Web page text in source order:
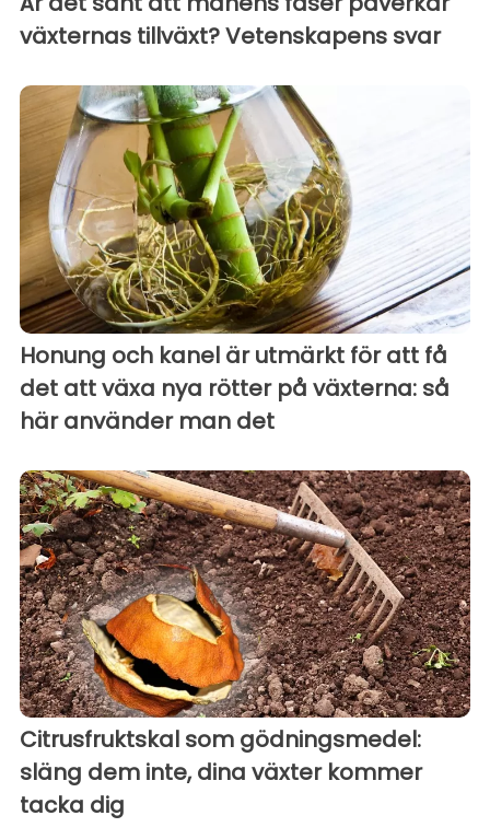
växternas tillväxt? Vetenskapens svar
Honung och kanel är utmärkt för att få
det att växa nya rötter på växterna: så
här använder man det
Citrusfruktskal som gödningsmedel:
släng dem inte, dina växter kommer
tacka dig